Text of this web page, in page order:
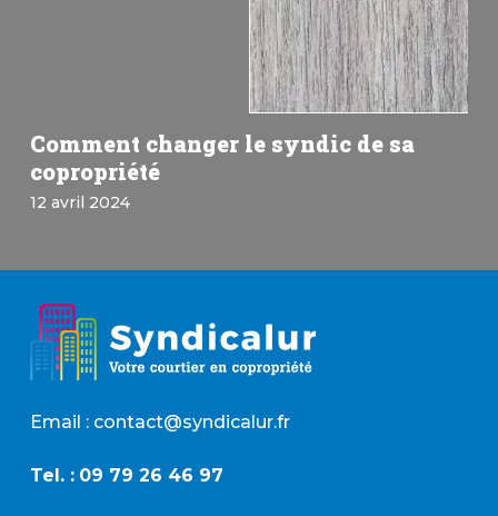
Comment changer le syndic de sa
copropriété
12 avril 2024
Email : contact@syndicalur.fr
Tel. : 09 79 26 46 97